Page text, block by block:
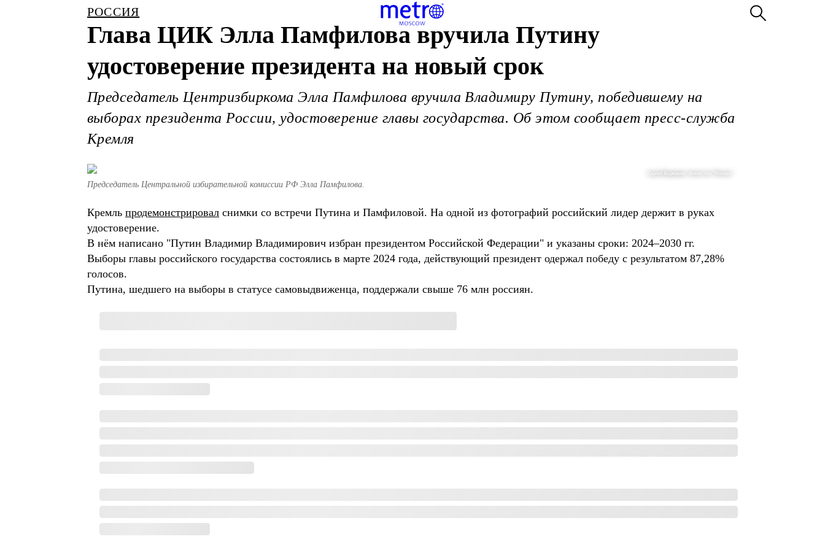
РОССИЯ
Глава ЦИК Элла Памфилова вручила Путину
удостоверение президента на новый срок
Председатель Центризбиркома Элла Памфилова вручила Владимиру Путину, победившему на
выборах президента России, удостоверение главы государства. Об этом сообщает пресс-служба
Кремля
Сергей Ведяшкин / Агентство "Москва"
Председатель Центральной избирательной комиссии РФ Элла Памфилова.
Кремль продемонстрировал снимки со встречи Путина и Памфиловой. На одной из фотографий российский лидер держит в руках
удостоверение.
В нём написано "Путин Владимир Владимирович избран президентом Российской Федерации" и указаны сроки: 2024–2030 гг.
Выборы главы российского государства состоялись в марте 2024 года, действующий президент одержал победу с результатом 87,28%
голосов.
Путина, шедшего на выборы в статусе самовыдвиженца, поддержали свыше 76 млн россиян.